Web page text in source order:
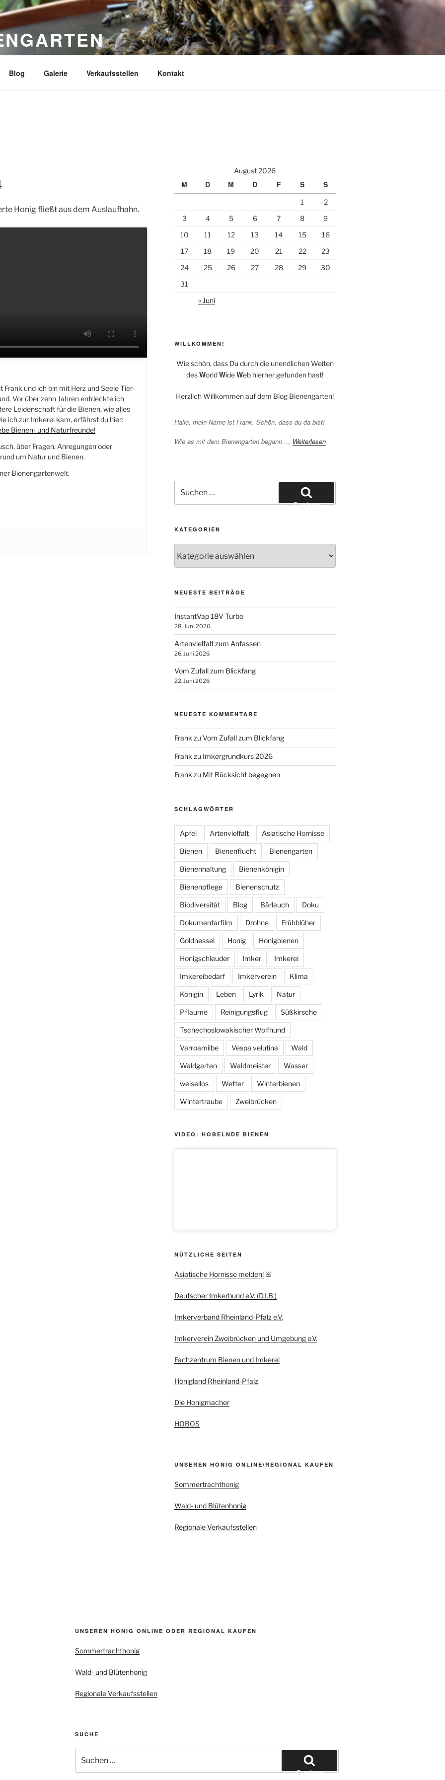
Blog Galerie Verkaufsstellen Kontakt
Honig fließt aus dem Auslaufhahn.
Frank und ich bin mit Herz und Seele Tier-
Vor über zehn Jahren entdeckte ich
Leidenschaft für die Bienen, wie alles
ich zur Imkerei kam, erfährst du hier:
Bienen- und Naturfreunde!
über Fragen, Anregungen oder
um Natur und Bienen.
Bienengartenwelt.
August 2026
M D M D F S S
1
2
3
4 5 6 7 8
9
10
11 12 13 14 15
16
17
18 19 20 21 22
23
24
25 26 27 28 29
30
31
« Juni
WILLKOMMEN!
Wie schön, dass Du durch die unendlichen Weiten
desWorldWideWeb hierher gefunden hast!
Herzlich Willkommen auf dem Blog Bienengarten!
Hallo, mein Name ist Frank. Schön, dass du da bist!
Wie es mit dem Bienengarten begann … Weiterlesen
nach:
Suchen
KATEGORIEN
NEUESTE BEITRÄGE
InstantVap 18V Turbo
28. Juni 2026
Artenvielfalt zum Anfassen
26. Juni 2026
Vom Zufall zum Blickfang
22. Juni 2026
NEUESTE KOMMENTARE
Frank zu Vom Zufall zum Blickfang
Frank zu Imkergrundkurs 2026
Frank zu Mit Rücksicht begegnen
SCHLAGWÖRTER
Apfel Artenvielfalt Asiatische Hornisse
Bienen Bienenflucht Bienengarten
Bienenhaltung Bienenkönigin
Bienenpflege Bienenschutz
Biodiversität Blog Bärlauch Doku
Dokumentarfilm Drohne Frühblüher
Goldnessel Honig Honigbienen
Honigschleuder Imker Imkerei
Imkereibedarf Imkerverein Klima
Königin Leben Lyrik Natur
Pflaume Reinigungsflug Süßkirsche
Tschechoslowakischer Wolfhund
Varroamilbe Vespa velutina Wald
Waldgarten Waldmeister Wasser
weisellos Wetter Winterbienen
Wintertraube Zweibrücken
VIDEO: HOBELNDE BIENEN
NÜTZLICHE SEITEN
Asiatische Hornisse melden!🚨
Deutscher Imkerbund e.V. (D.I.B.)
Imkerverband Rheinland-Pfalz e.V.
Imkerverein Zweibrücken und Umgebung e.V.
Fachzentrum Bienen und Imkerei
Honigland Rheinland-Pfalz
Die Honigmacher
HOBOS
UNSEREN HONIG ONLINE/REGIONAL KAUFEN
Sommertrachthonig
Wald- und Blütenhonig
Regionale Verkaufsstellen
UNSEREN HONIG ONLINE ODER REGIONAL KAUFEN
Sommertrachthonig
Wald- und Blütenhonig
Regionale Verkaufsstellen
SUCHE
nach:
Suchen